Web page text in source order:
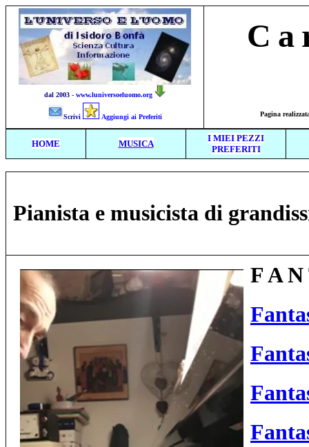
dal 2003 - www.luniversoeluomo.org
Scrivi Aggiungi ai Preferiti Pagina
HOME MUSICA
I MIEI PEZZI
PREFERITI
Pianista e musicista di
F A